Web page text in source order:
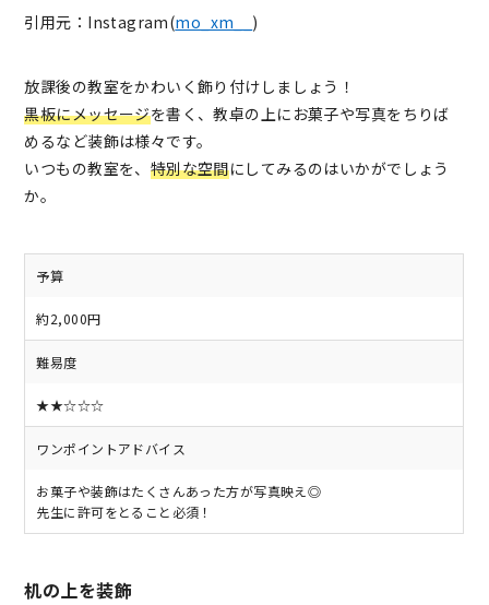
引用元：Instagram(mo_xm__ )
放課後の教室をかわいく飾り付けしましょう！
黒板にメッセージを書く、教卓の上にお菓子や写真をちりば
めるなど装飾は様々です。
いつもの教室を、 特別な空間にしてみるのはいかがでしょう
か。
予算
約2,000円
難易度
★★☆☆☆
ワンポイントアドバイス
お菓子や装飾はたくさんあった方が写真映え◎
先生に許可をとること必須！
机の上を装飾